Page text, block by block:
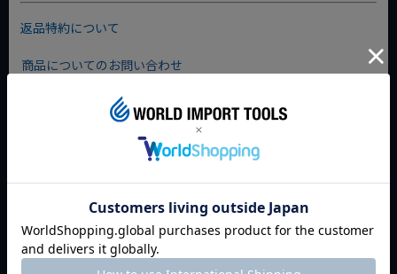
返品特約について
商品についてのお問い合わせ
おすすめ商品